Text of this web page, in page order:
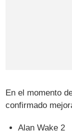
En el momento
confirmado
Alan Wake 2